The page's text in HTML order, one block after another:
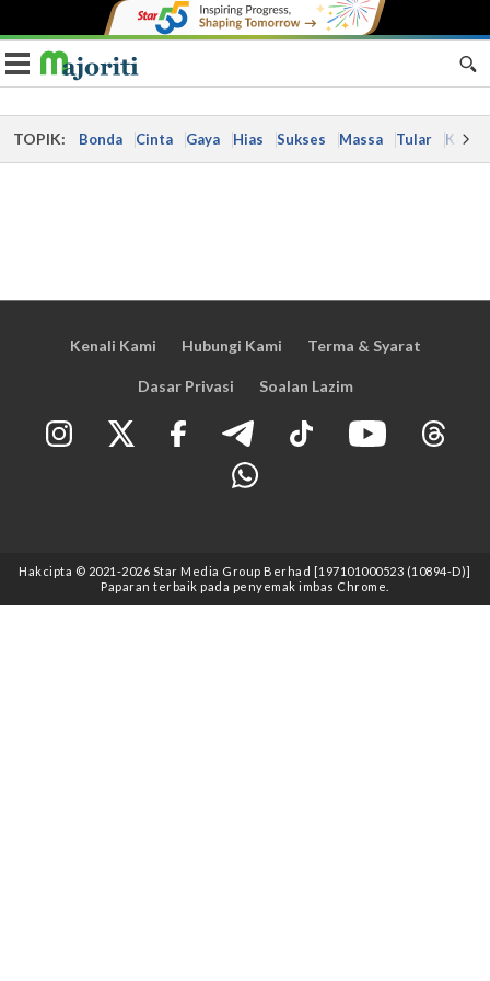
Toggle navigation
TOPIK: Bonda Cinta Gaya Hias Sukses Massa Tular Kes
Kenali Kami Hubungi Kami Terma & Syarat
Dasar Privasi Soalan Lazim
Hakcipta © 2021 -2026 Star Media Group Berhad [197101000523 (10894-D)]
Paparan terbaik pada penyemak imbas Chrome.